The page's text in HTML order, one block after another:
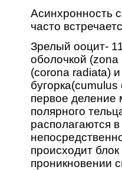
Асинхронность
часто
Зрелый ооцит-
оболочкой (zona
(corona radiata)
первое деление
полярного
располагаются
происходит
проникновении